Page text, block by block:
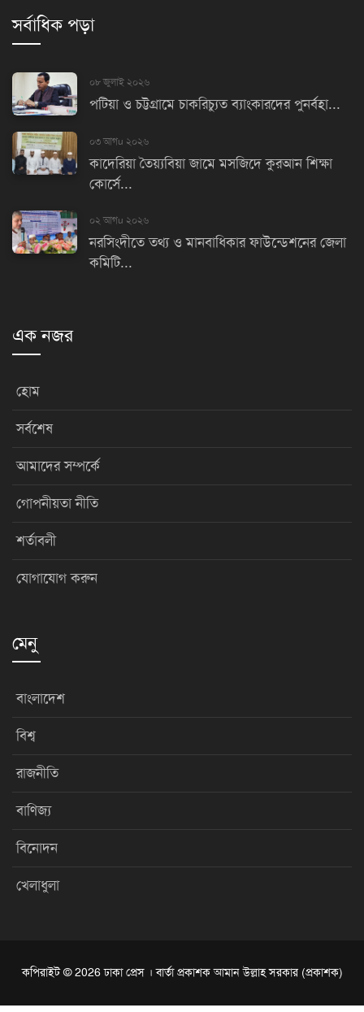
সর্বাধিক পড়া
০৮ জুলাই ২০২৬
পটিয়া ও চট্টগ্রামে চাকরিচ্যুত ব্যাংকারদের পুনর্বহা...
০৩ আগu ২০২৬
কাদেরিয়া তৈয়্যবিয়া জামে মসজিদে কুরআন শিক্ষা
কোর্সে...
০২ আগu ২০২৬
নরসিংদীতে তথ্য ও মানবাধিকার ফাউন্ডেশনের জেলা
কমিটি...
এক নজর
হোম
সর্বশেষ
আমাদের সম্পর্কে
গোপনীয়তা নীতি
শর্তাবলী
যোগাযোগ করুন
মেনু
বাংলাদেশ
বিশ্ব
রাজনীতি
বাণিজ্য
বিনোদন
খেলাধুলা
কপিরাইট © 2026 ঢাকা প্রেস । বার্তা প্রকাশক আমান উল্লাহ সরকার (প্রকাশক)